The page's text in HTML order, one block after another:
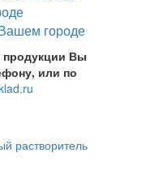
продукции Вы
или по
растворитель